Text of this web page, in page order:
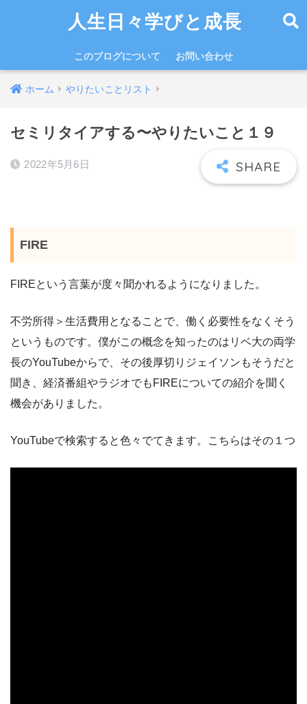
人生日々学びと成長
このブログについて お問い合わせ
ホーム やりたいことリスト
セミリタイアする〜やりたいこと１９
2022年5月6日
FIRE
FIREという言葉が度々聞かれるようになりました。
不労所得＞生活費用となることで、働く必要性をなくそう
というものです。僕がこの概念を知ったのはリベ大の両学
長のYouTubeからで、その後厚切りジェイソンもそうだと
聞き、経済番組やラジオでもFIREについての紹介を聞く
機会がありました。
YouTubeで検索すると色々でてきます。こちらはその１つ